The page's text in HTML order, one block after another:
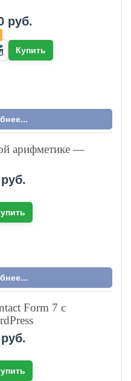
руб.
Купить
арифметике —
Form 7 с